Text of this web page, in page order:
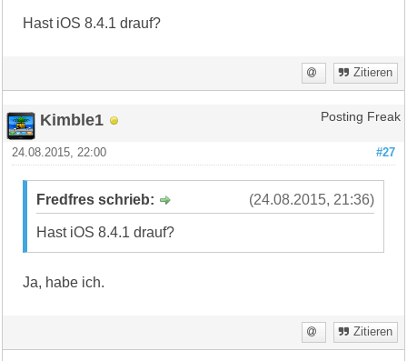
Hast iOS 8.4.1 drauf?
Zitieren
Kimble1 Posting Freak
#27
24.08.2015, 22:00
(24.08.2015, 21:36)
Fredfres schrieb:
Hast iOS 8.4.1 drauf?
Ja, habe ich.
Zitieren